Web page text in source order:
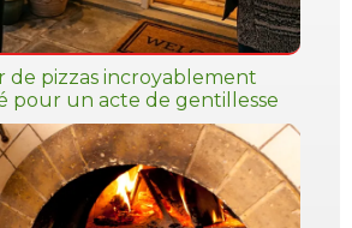
de pizzas incroyablement
pour un acte de gentillesse